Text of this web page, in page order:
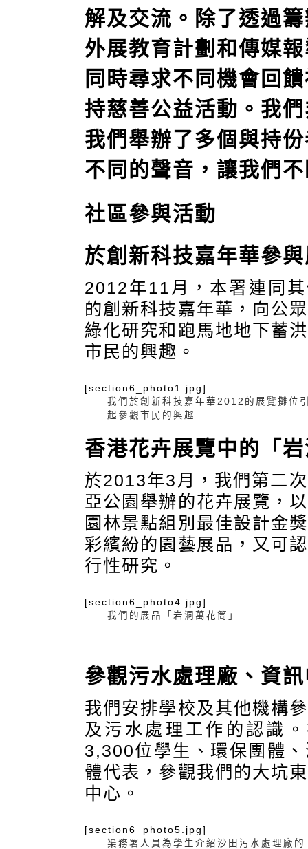
解及交流。除了透過
外展教育計劃和傳媒
同時尋求不同機會回
持慈善公益活動。我
我們舉辦了多個與持
不同的聲音，讓我們
社區參與活動
於創新科技嘉年華參
2012年11月，本署連同
的創新科技嘉年華，向公
綠化研究和跑馬地地下蓄
市民的興趣。
[section6_photo1.jpg]
我們於創新科技嘉年華2012的展覽攤位
起參觀市民的興趣
香港花卉展覽中的「
於2013年3月，我們第二
亞公園舉辦的花卉展覽，
園林景點組別最佳設計金
彩繽紛的園藝展品，又可
行性研究。
[section6_photo4.jpg]
我們的展品「岩洞萬花筒」
參觀污水處理廠、資
我們安排學校及其他機構
及污水處理工作的認識
3,300位學生、環保團體
體代表，參觀我們的大坑
中心。
[section6_photo5.jpg]
渠務署人員為學生介紹沙田污水處理廠的